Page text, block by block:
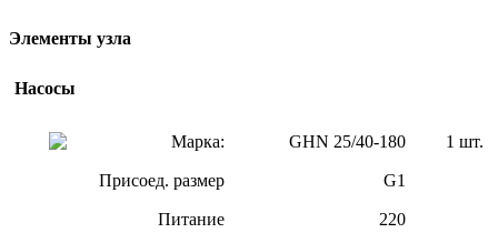
Элементы узла
Насосы
Марка: GHN 25/40-180 1 шт.
Присоед. размер G1
Питание 220